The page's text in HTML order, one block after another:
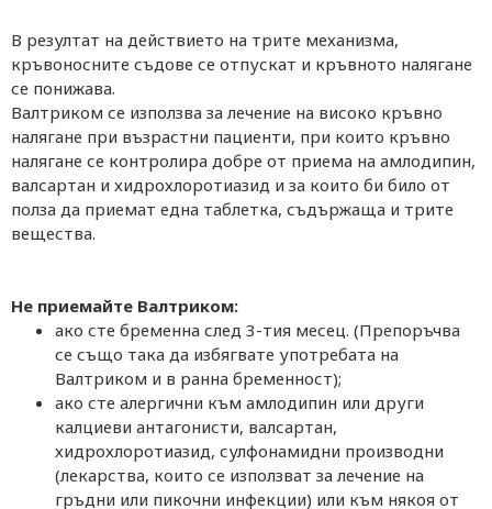
В резултат на действието на трите механизма,
кръвоносните съдове се отпускат и кръвното налягане
се понижава.
Валтриком се използва за лечение на високо кръвно
налягане при възрастни пациенти, при които кръвно
налягане се контролира добре от приема на амлодипин,
валсартан и хидрохлоротиазид и за които би било от
полза да приемат една таблетка, съдържаща и трите
вещества.
Не приемайте Валтриком:
ако сте бременна след 3-тия месец. (Препоръчва
се също така да избягвате употребата на
Валтриком и в ранна бременност);
ако сте алергични към амлодипин или други
калциеви антагонисти, валсартан,
хидрохлоротиазид, сулфонамидни производни
(лекарства, които се използват за лечение на
гръдни или пикочни инфекции) или към някоя от